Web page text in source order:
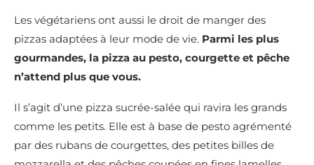
Les végétariens ont aussi le droit de manger des
pizzas adaptées à leur mode de vie. Parmi les plus
gourmandes, la pizza au pesto, courgette et pêche
n’attend plus que vous.
Il s’agit d’une pizza sucrée-salée qui ravira les grands
comme les petits. Elle est à base de pesto agrémenté
par des rubans de courgettes, des petites billes de